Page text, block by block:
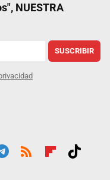
NUESTRA
SUSCRIBIR